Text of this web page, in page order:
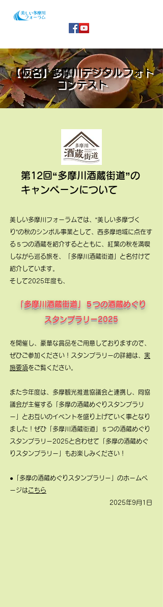
【​仮名】多摩川デジタルフォト
コンテスト
第12回“多摩川酒蔵街道”の
キャンペーンについて
美しい多摩川フォーラムでは、“美しい多摩づく
り”の秋のシンボル事業として、西多摩地域に点在す
る５つの酒蔵を紹介するとともに、紅葉の秋を満喫
しながら巡る旅を、「多摩川酒蔵街道」と名付けて
紹介しています。
そして2025年度も、
「多摩川酒蔵街道」５つの酒蔵めぐり
スタンプラリー2025
を開催し、豪華な賞品をご用意しておりますので、
ぜひご参加ください！スタンプラリーの詳細は、 実
施要項をご覧ください。
また今年度は、多摩観光推進協議会と連携し、同協
議会が主催する「多摩の酒蔵めぐりスタンプラリ
ー」とお互いのイベントを盛り上げていく事となり
ました！ぜひ「多摩川酒蔵街道」５つの酒蔵めぐり
スタンプラリー2025と合わせて「多摩の酒蔵めぐ
りスタンプラリー」もお楽しみください！
●「多摩の酒蔵めぐりスタンプラリー」のホームペ
ージはこちら
​2025年9月1日